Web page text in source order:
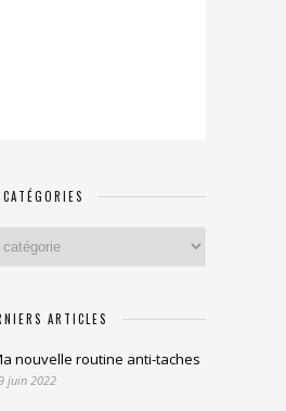
CATÉGORIES
ARTICLES
nouvelle routine anti-taches
juin 2022